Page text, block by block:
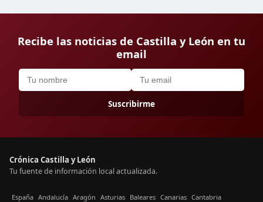
Recibe las noticias de Castilla y León en tu
email
Suscribirme
Crónica Castilla y León
Tu fuente de información local actualizada.
España Andalucía Aragón Asturias Baleares Canarias Cantabria